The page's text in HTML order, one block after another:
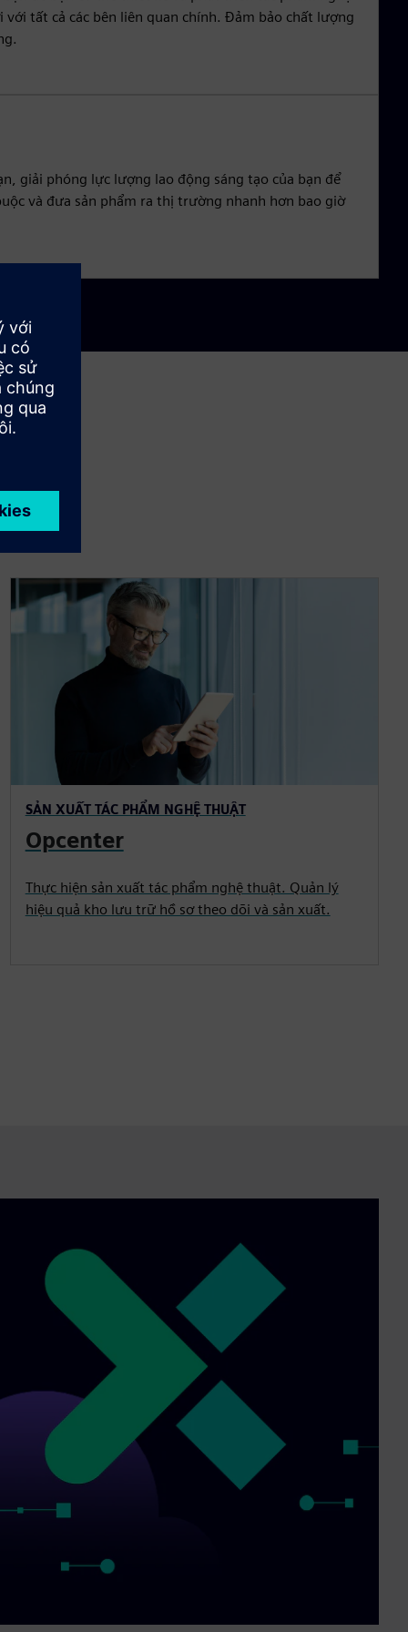
tất cả các bên liên quan chính. Đảm bảo chất lượng
giải phóng lực lượng lao động sáng tạo của bạn để
và đưa sản phẩm ra thị trường nhanh hơn bao giờ
SẢN XUẤT TÁC PHẨM NGHỆ THUẬT
Opcenter
Thực hiện sản xuất tác phẩm nghệ thuật. Quản lý
hiệu quả kho lưu trữ hồ sơ theo dõi và sản xuất.